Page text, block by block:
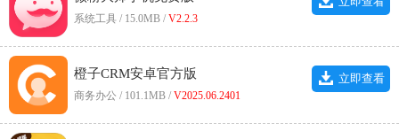
系统工具 / 15.0MB / V2.2.3
橙子CRM安卓官方版
商务办公 / 101.1MB / V2025.06.2401
立即查看